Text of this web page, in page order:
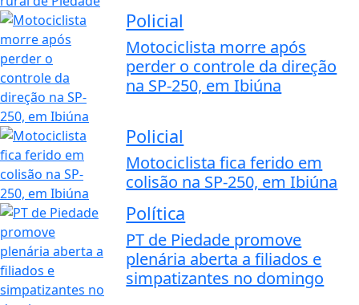
Policial
Motociclista morre após
perder o controle da direção
na SP-250, em Ibiúna
Policial
Motociclista fica ferido em
colisão na SP-250, em Ibiúna
Política
PT de Piedade promove
plenária aberta a filiados e
simpatizantes no domingo